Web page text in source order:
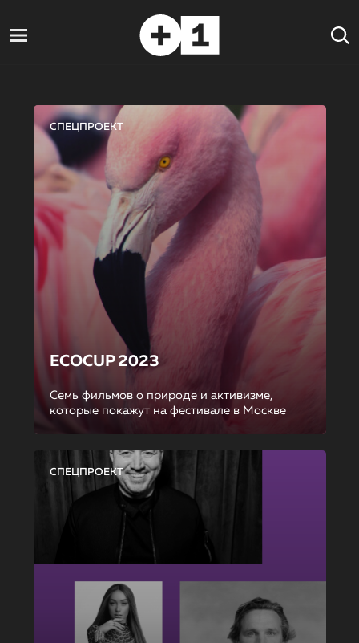
СПЕЦПРОЕКТ
ECOCUP 2023
Семь фильмов о природе и активизме,
которые покажут на фестивале в Москве
СПЕЦПРОЕКТ